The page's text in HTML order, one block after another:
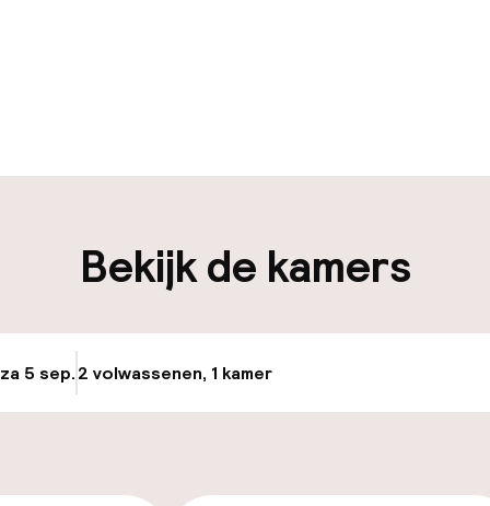
op eigen
op eigen
Openbaar
Bekijk de kamers
5 sep.2 volwassenen, 1 kamer